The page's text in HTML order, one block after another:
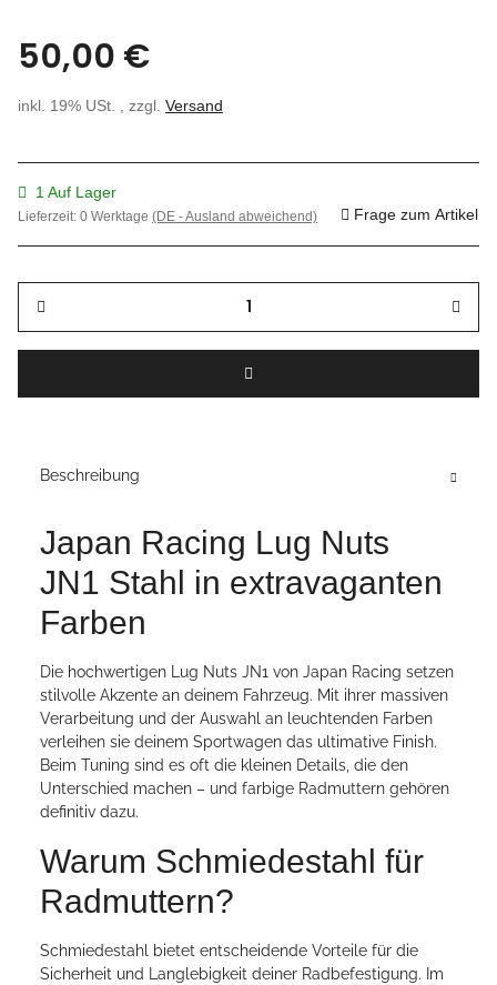
50,00 €
inkl. 19% USt. , zzgl. Versand
1 Auf Lager
Lieferzeit: 0 Werktage (DE - Ausland abweichend) Frage zum Artikel
Beschreibung
Japan Racing Lug Nuts
JN1 Stahl in extravaganten
Farben
Die hochwertigen Lug Nuts JN1 von Japan Racing setzen
stilvolle Akzente an deinem Fahrzeug. Mit ihrer massiven
Verarbeitung und der Auswahl an leuchtenden Farben
verleihen sie deinem Sportwagen das ultimative Finish.
Beim Tuning sind es oft die kleinen Details, die den
Unterschied machen – und farbige Radmuttern gehören
definitiv dazu.
Warum Schmiedestahl für
Radmuttern?
Schmiedestahl bietet entscheidende Vorteile für die
Sicherheit und Langlebigkeit deiner Radbefestigung. Im